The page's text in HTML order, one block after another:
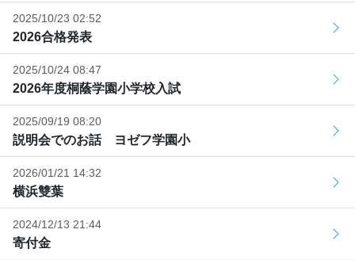
2025/10/23 02:52
2026合格発表
2025/10/24 08:47
2026年度桐蔭学園小学校入試
2025/09/19 08:20
説明会でのお話 ヨゼフ学園小
2026/01/21 14:32
横浜雙葉
2024/12/13 21:44
寄付金